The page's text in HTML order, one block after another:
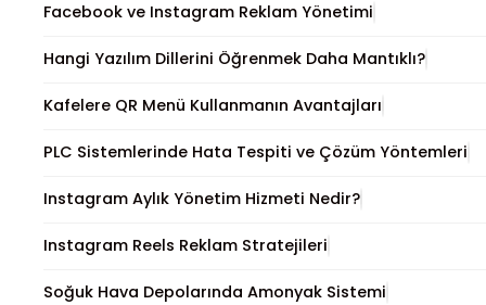
Facebook ve Instagram Reklam Yönetimi
Hangi Yazılım Dillerini Öğrenmek Daha Mantıklı?
Kafelere QR Menü Kullanmanın Avantajları
PLC Sistemlerinde Hata Tespiti ve Çözüm Yöntemleri
Instagram Aylık Yönetim Hizmeti Nedir?
Instagram Reels Reklam Stratejileri
Soğuk Hava Depolarında Amonyak Sistemi